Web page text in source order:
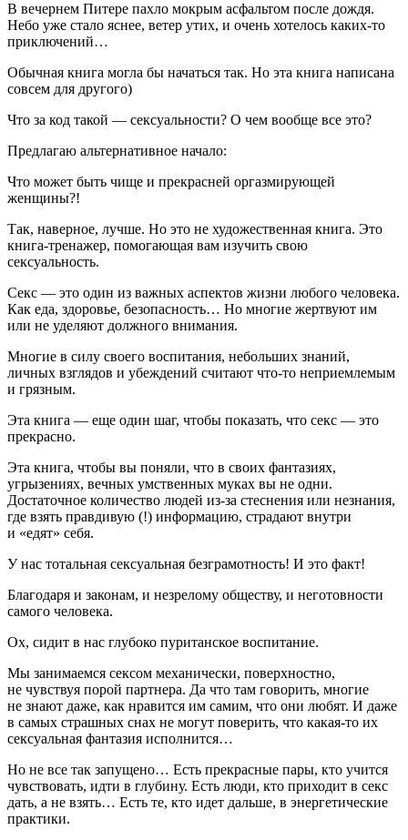
В вечернем Питере пахло мокрым асфальтом после дождя.
Небо уже стало яснее, ветер утих, и очень хотелось каких-то
приключений…
Обычная книга могла бы начаться так. Но эта книга написана
совсем для другого)
Что за код такой — сексуальности? О чем вообще все это?
Предлагаю альтернативное начало:
Что может быть чище и прекрасней оргазмирующей
женщины?!
Так, наверное, лучше. Но это не художественная книга. Это
книга-тренажер, помогающая вам изучить свою
сексуальность.
Секс — это один из важных аспектов жизни любого человека.
Как еда, здоровье, безопасность… Но многие жертвуют им
или не уделяют должного внимания.
Многие в силу своего воспитания, небольших знаний,
личных взглядов и убеждений считают что-то неприемлемым
и грязным.
Эта книга — еще один шаг, чтобы показать, что секс — это
прекрасно.
Эта книга, чтобы вы поняли, что в своих фантазиях,
угрызениях, вечных умственных муках вы не одни.
Достаточное количество людей из-за стеснения или незнания,
где взять правдивую (!) информацию, страдают внутри
и «едят» себя.
У нас тотальная сексуальная безграмотность! И это факт!
Благодаря и законам, и незрелому обществу, и неготовности
самого человека.
Ох, сидит в нас глубоко пуританское воспитание.
Мы занимаемся сексом механически, поверхностно,
не чувствуя порой партнера. Да что там говорить, многие
не знают даже, как нравится им самим, что они любят. И даже
в самых страшных снах не могут поверить, что какая-то их
сексуальная фантазия исполнится…
Но не все так запущено… Есть прекрасные пары, кто учится
чувствовать, идти в глубину. Есть люди, кто приходит в секс
дать, а не взять… Есть те, кто идет дальше, в энергетические
практики.